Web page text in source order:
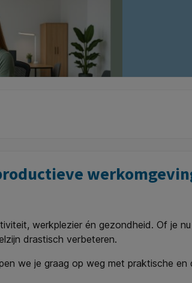
werkplezier én gezondheid. Of je
drastisch verbeteren.
we je graag op weg met praktische